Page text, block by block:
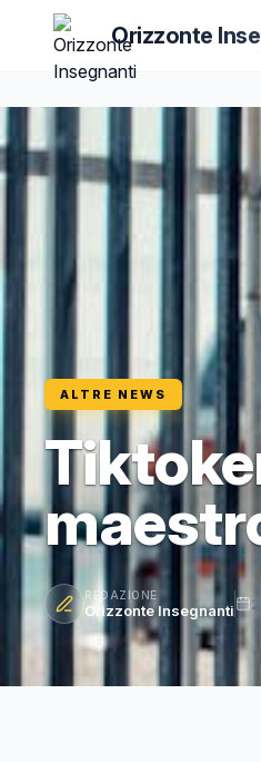
Orizzonte
ALTRE NEWS
REDAZIONE
Orizzonte Insegnanti